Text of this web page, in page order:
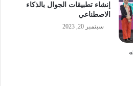
دورة استثنائية: «وطن رقمي 8»
إنشاء تطبيقات الجوال بالذكاء
الاصطناعي
سبتمبر 20, 2023